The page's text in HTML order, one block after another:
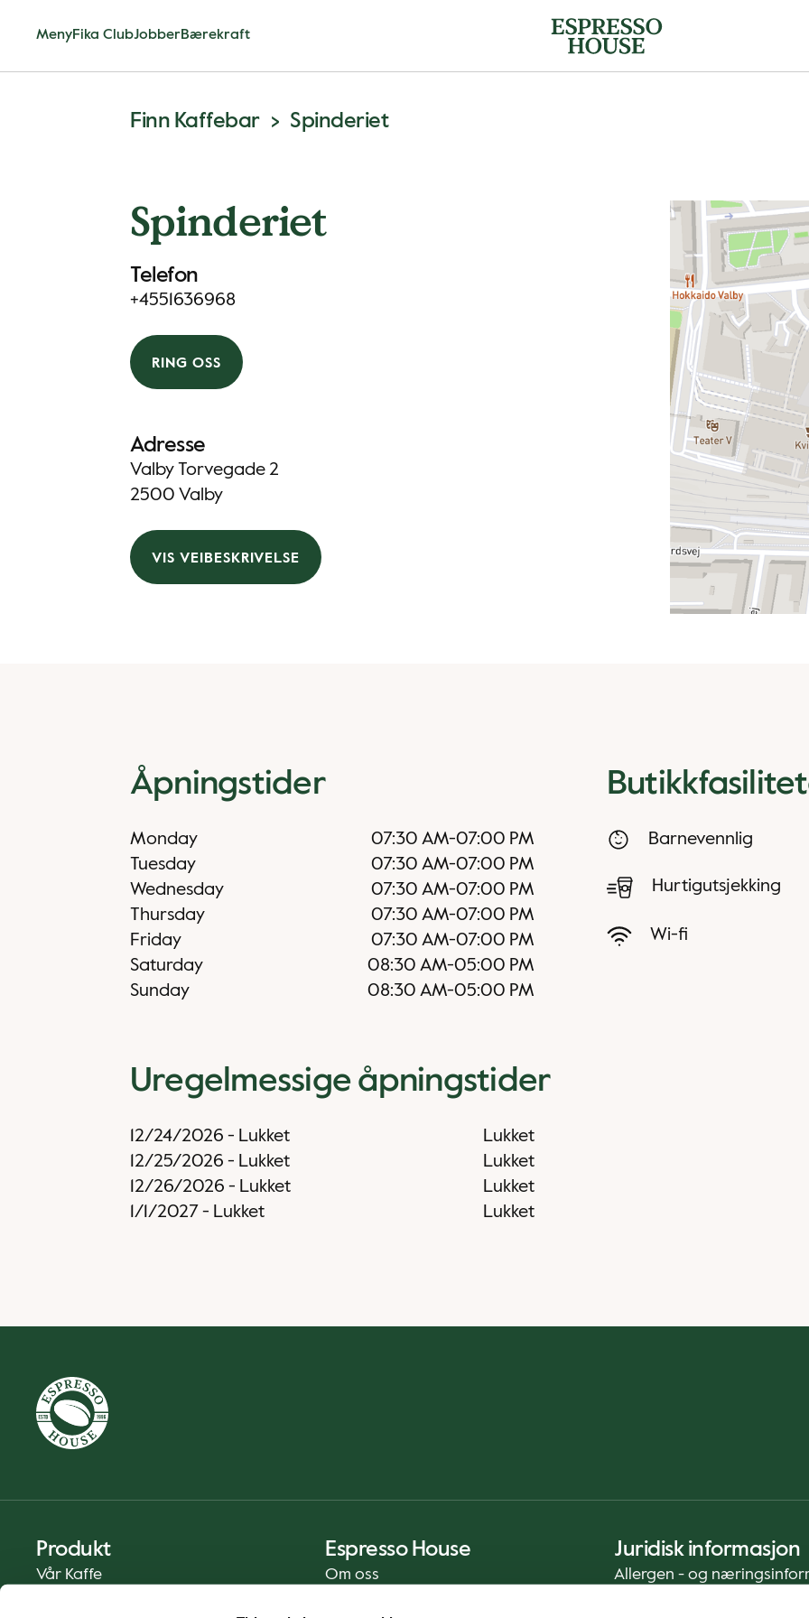
MenyFika ClubJobberBærekraft
Finn Kaffebar Spinderiet
Spinderiet
Telefon
+4551636968
RING OSS
Adresse
Valby Torvegade 2
2500 Valby
VIS VEIBESKRIVELSE
Åpningstider
Monday 07:30 AM-07:00 PM
Tuesday
07:30 AM-07:00 PM
Wednesday
07:30 AM-07:00 PM
Thursday
07:30 AM-07:00 PM
Friday
07:30 AM-07:00 PM
Saturday
08:30 AM-05:00 PM
Sunday
08:30 AM-05:00 PM
Uregelmessige åpningstider
12/24/2026 - Lukket
Lukket
12/25/2026 - Lukket
Lukket
12/26/2026 - Lukket
Lukket
1/1/2027 - Lukket Lukket
Barnevennlig
Hurtigutsjekking
Wi-fi
Produkt
Vår Kaffe
Espresso House
Om oss
Juridisk informasjon
Allergen - og